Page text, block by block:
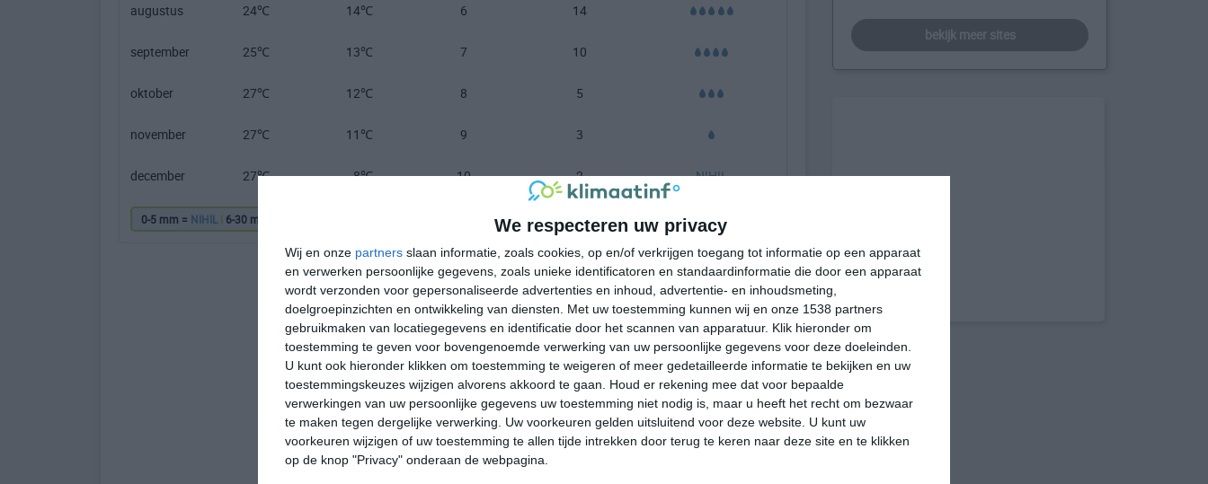
We respecteren uw privacy
Wij en onze partners slaan informatie, zoals cookies, op en/of verkrijgen toegang tot informatie op een apparaat
en verwerken persoonlijke gegevens, zoals unieke identificatoren en standaardinformatie die door een apparaat
wordt verzonden voor gepersonaliseerde advertenties en inhoud, advertentie- en inhoudsmeting,
doelgroepinzichten en ontwikkeling van diensten.
Met uw toestemming kunnen wij en onze 1538 partners
gebruikmaken van locatiegegevens en identificatie door het scannen van apparatuur. Klik hieronder om
toestemming te geven voor bovengenoemde verwerking van uw persoonlijke gegevens voor deze doeleinden.
U kunt ook hieronder klikken om toestemming te weigeren of meer gedetailleerde informatie te bekijken en uw
toestemmingskeuzes wijzigen alvorens akkoord te gaan.
Houd er rekening mee dat voor bepaalde
verwerkingen van uw persoonlijke gegevens uw toestemming niet nodig is, maar u heeft het recht om bezwaar
te maken tegen dergelijke verwerking. Uw voorkeuren gelden uitsluitend voor deze website. U kunt uw
voorkeuren wijzigen of uw toestemming te allen tijde intrekken door terug te keren naar deze site en te klikken
op de knop "Privacy" onderaan de webpagina.
augustus 24℃ 14℃ 6 14
september 25℃ 13℃ 7 10
oktober 27℃ 12℃ 8 5
november 27℃ 11℃ 9 3
december 27℃ 8℃ 10 2 NIHIL
0-5 mm = NIHIL | 6-30 mm = 101-200 mm = | meer dan 200 mm =
bekijk meer sites